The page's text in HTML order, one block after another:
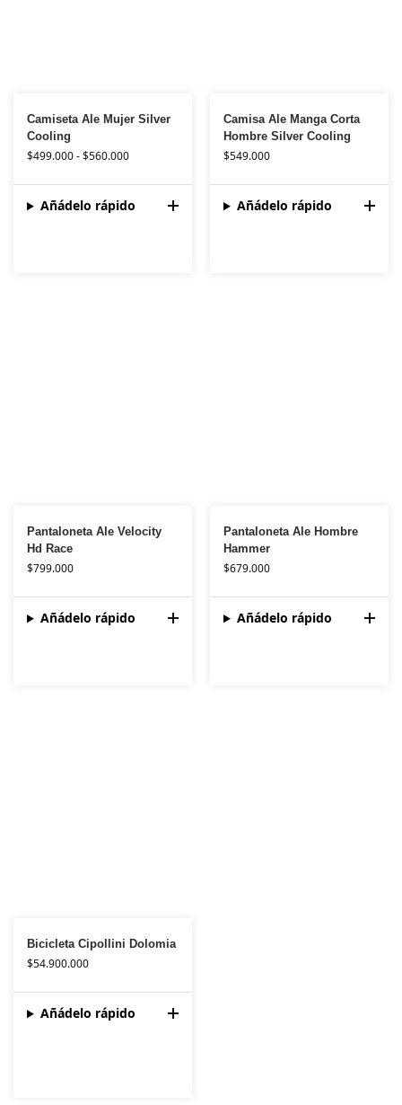
Camiseta Ale Mujer Silver
Cooling
$499.000-$560.000
Añádelo rápido
Camisa Ale Manga Corta
Hombre Silver Cooling
$549.000
Añádelo rápido
Pantaloneta Ale Velocity
Hd Race
$799.000
Añádelo rápido
Pantaloneta Ale Hombre
Hammer
$679.000
Añádelo rápido
Bicicleta Cipollini Dolomia
$54.900.000
Añádelo rápido